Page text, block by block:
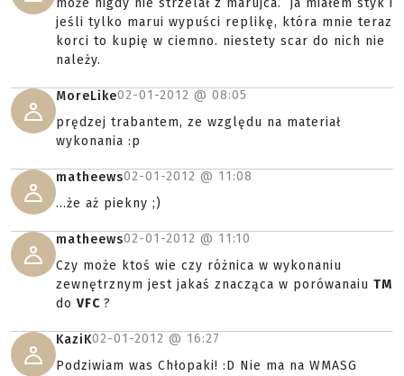
może nigdy nie strzelał z marujca. ja miałem styk i
jeśli tylko marui wypuści replikę, która mnie teraz
korci to kupię w ciemno. niestety scar do nich nie
należy.
MoreLike02-01-2012 @ 08:05
prędzej trabantem, ze względu na materiał
wykonania :p
matheews02-01-2012 @ 11:08
...że aż piekny ;)
matheews02-01-2012 @ 11:10
Czy może ktoś wie czy różnica w wykonaniu
zewnętrznym jest jakaś znacząca w porówanaiu TM
do VFC ?
KaziK02-01-2012 @ 16:27
Podziwiam was Chłopaki! :D Nie ma na WMASG